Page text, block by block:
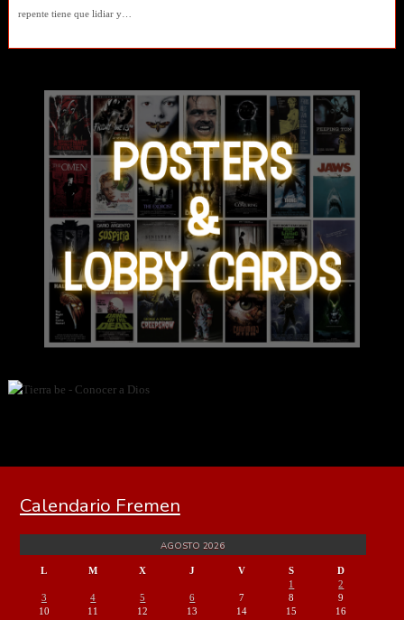
repente tiene que lidiar y…
Calendario Fremen
AGOSTO 2026
L M X J V S
D
1
2
3
4 5 6 7 8
9
10
11 12 13 14 15
16